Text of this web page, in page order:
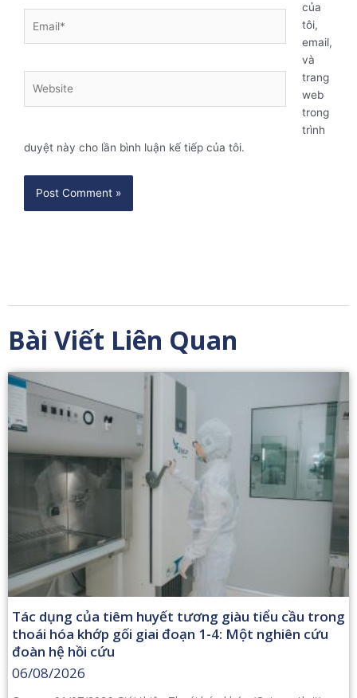
của
tôi,
email,
và
trang
web
trong
trình
duyệt này cho lần bình luận kế tiếp của tôi.
Bài Viết Liên Quan
Tác dụng của tiêm huyết tương giàu tiểu cầu trong
thoái hóa khớp gối giai đoạn 1-4: Một nghiên cứu
đoàn hệ hồi cứu
06/08/2026